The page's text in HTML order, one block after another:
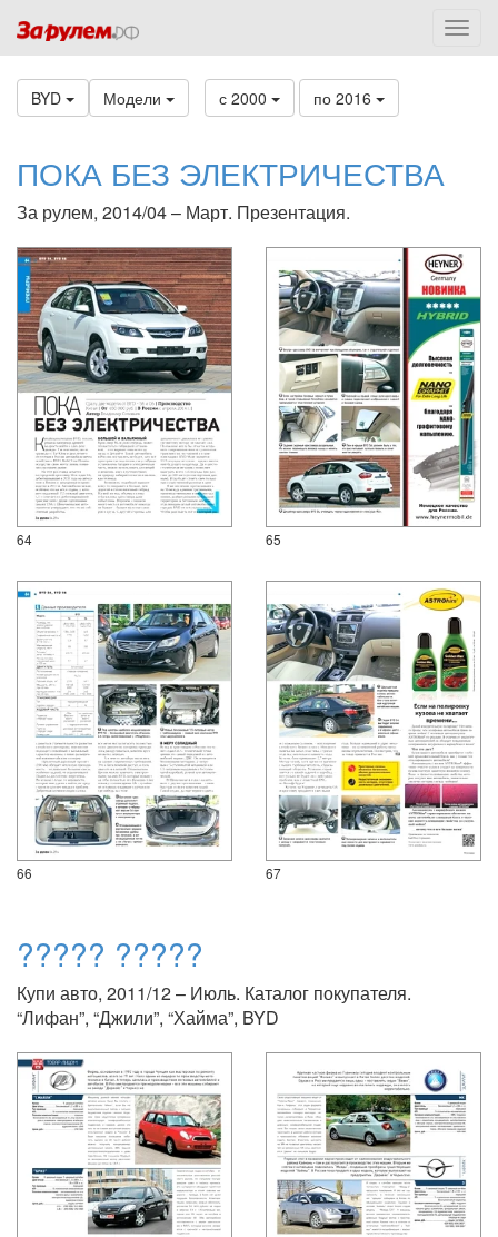
BYD Модели с 2000 по 2016
ПОКА БЕЗ ЭЛЕКТРИЧЕСТВА
За рулем, 2014/04 – Март. Презентация.
64 65
66 67
????? ?????
Купи авто, 2011/12 – Июль. Каталог покупателя.
“Лифан”, “Джили”, “Хайма”, BYD